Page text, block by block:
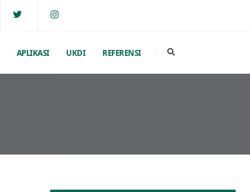
APLIKASI UKDI REFERENSI